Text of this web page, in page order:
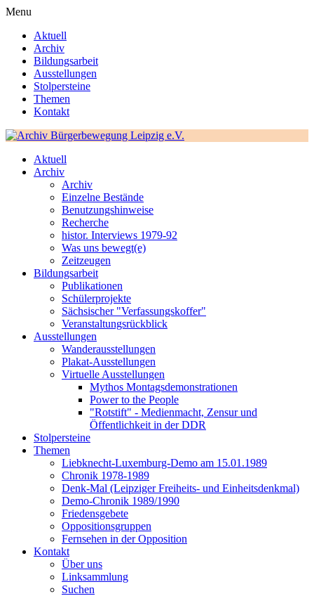
Menu
Aktuell
Archiv
Bildungsarbeit
Ausstellungen
Stolpersteine
Themen
Kontakt
Aktuell
Archiv
Archiv
Einzelne Bestände
Benutzungshinweise
Recherche
histor. Interviews 1979-92
Was uns bewegt(e)
Zeitzeugen
Bildungsarbeit
Publikationen
Schülerprojekte
Sächsischer "Verfassungskoffer"
Veranstaltungsrückblick
Ausstellungen
Wanderausstellungen
Plakat-Ausstellungen
Virtuelle Ausstellungen
Mythos Montagsdemonstrationen
Power to the People
"Rotstift" - Medienmacht, Zensur und
Öffentlichkeit in der DDR
Stolpersteine
Themen
Liebknecht-Luxemburg-Demo am 15.01.1989
Chronik 1978-1989
Denk-Mal (Leipziger Freiheits- und Einheitsdenkmal)
Demo-Chronik 1989/1990
Friedensgebete
Oppositionsgruppen
Fernsehen in der Opposition
Kontakt
Über uns
Linksammlung
Suchen